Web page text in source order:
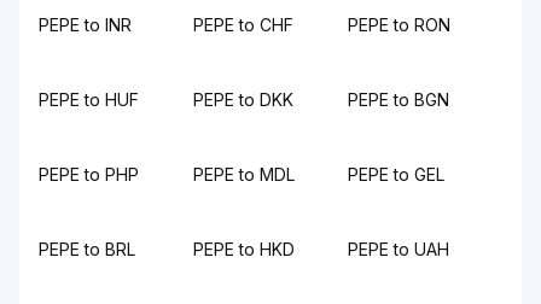
PEPE to INR PEPE to CHF PEPE to RON
PEPE to HUF PEPE to DKK PEPE to BGN
PEPE to PHP PEPE to MDL PEPE to GEL
PEPE to BRL PEPE to HKD PEPE to UAH